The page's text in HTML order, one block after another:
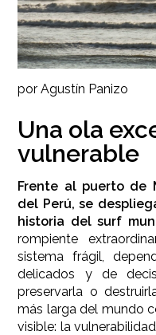
CONTACTO
por Agustín Panizo
Una ola
vulnerable
Frente al puerto de
del Perú, se
historia del surf
rompiente
sistema frágil,
delicados y de
preservarla o
más larga del mundo
visible: la